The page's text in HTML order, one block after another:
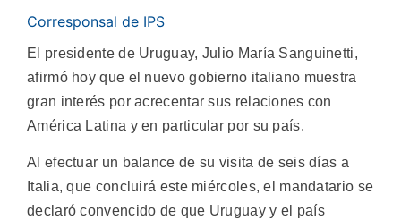
Corresponsal de IPS
El presidente de Uruguay, Julio María Sanguinetti,
afirmó hoy que el nuevo gobierno italiano muestra
gran interés por acrecentar sus relaciones con
América Latina y en particular por su país.
Al efectuar un balance de su visita de seis días a
Italia, que concluirá este miércoles, el mandatario se
declaró convencido de que Uruguay y el país